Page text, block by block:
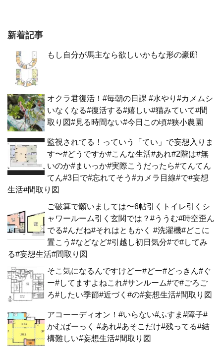
新着記事
もし自分が馬主なら欲しいかもな形の豪邸
オクラ君復活！#毎朝の日課 #水やり#カメムシ
いなくなる#復活する#嬉しい#猫みていて#間
取り図#見る時間ない#今日この頃#狭小農園
監視されてる！っていう「てい」で妄想入りま
す〜#どうですか#こんな生活#あれ#2階は#無
いのか#まいっか#実際こうだったら#てんてん
てん#3日で#忘れてそう#カメラ目線#で#妄想
生活#間取り図
ご破算で願いましては〜6帖引くトイレ引くシ
ャワールーム引く玄関では？#ううむ#時空歪ん
でる#んだね#それはともかく #洗濯機#どこに
置こう#などなど#引越し初日気分#で#してみ
る#妄想生活#間取り図
そこ気になるんですけどー#どー#どっきん#ぐ
ー#してますよねこれ#サンルーム#で#ごろご
ろ#したい季節#近づく#の#妄想生活#間取り図
アコーーディオン！#いらない#ふすま#障子#
かむばーっく #あれ#あそこだけ#残ってる#結
構難しい#妄想生活#間取り図